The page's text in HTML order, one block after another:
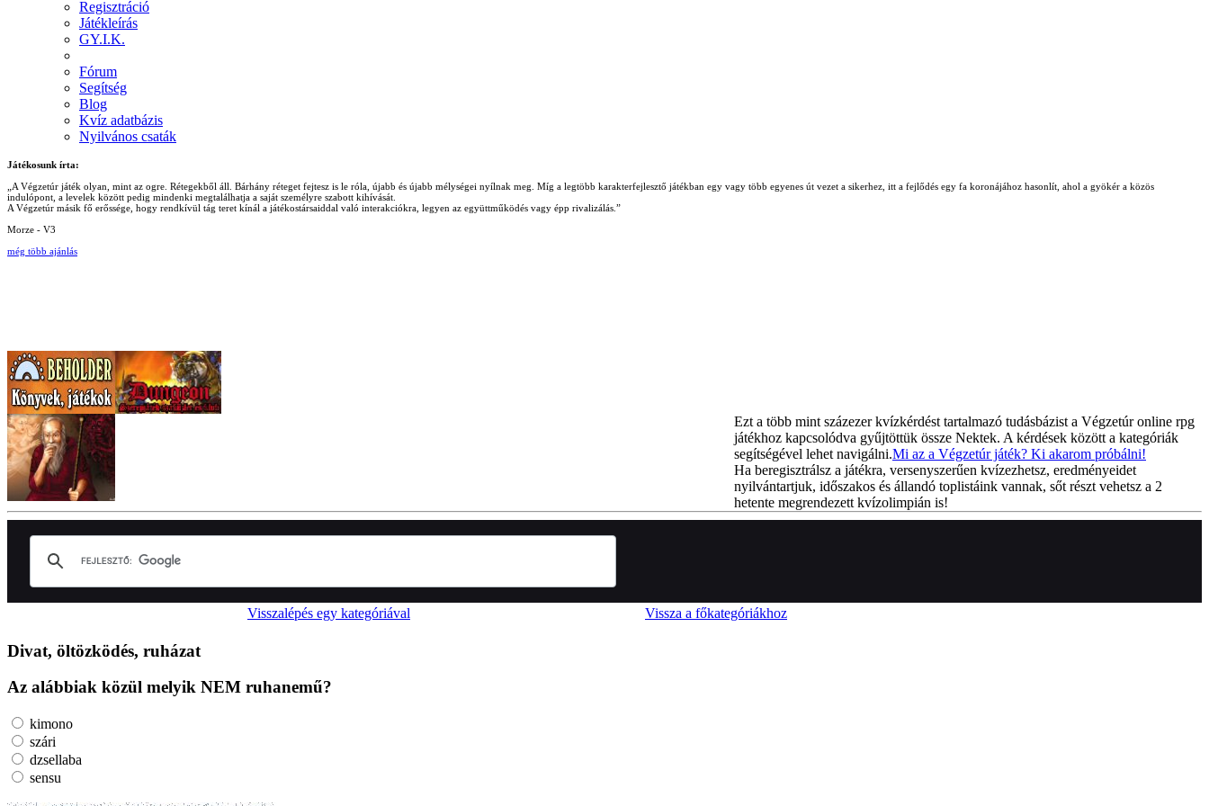
Regisztráció
Játékleírás
GY.I.K.
Fórum
Segítség
Blog
Kvíz adatbázis
Nyilvános csaták
Játékosunk írta:
„A Végzetúr játék olyan, mint az ogre. Rétegekből áll. Bárhány réteget fejtesz is le róla, újabb és újabb mélységei nyílnak meg. Míg a legtöbb karakterfejlesztő játékban egy vagy több egyenes út vezet a sikerhez, itt a fejlődés egy fa koronájához hasonlít, ahol a gyökér a közös
indulópont, a levelek között pedig mindenki megtalálhatja a saját személyre szabott kihívását.
A Végzetúr másik fő erőssége, hogy rendkívül tág teret kínál a játékostársaiddal való interakciókra, legyen az együttműködés vagy épp rivalizálás.”
Morze - V3
még több ajánlás
Ezt a több mint százezer kvízkérdést tartalmazó tudásbázist a Végzetúr online rpg
játékhoz kapcsolódva gyűjtöttük össze Nektek. A kérdések között a kategóriák
segítségével lehet navigálni.Mi az a Végzetúr játék? Ki akarom próbálni!
Ha beregisztrálsz a játékra, versenyszerűen kvízezhetsz, eredményeidet
nyilvántartjuk, időszakos és állandó toplistáink vannak, sőt részt vehetsz a 2
hetente megrendezett kvízolimpián is!
Visszalépés egy kategóriával Vissza a főkategóriákhoz
Divat, öltözködés, ruházat
Az alábbiak közül melyik NEM ruhanemű?
kimono
szári
dzsellaba
sensu